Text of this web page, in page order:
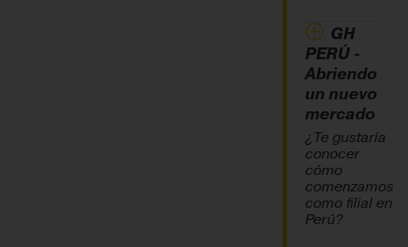
GH
PERÚ -
Abriendo
un nuevo
mercado
¿Te gustaría
conocer
cómo
comenzamos
como filial en
Perú?